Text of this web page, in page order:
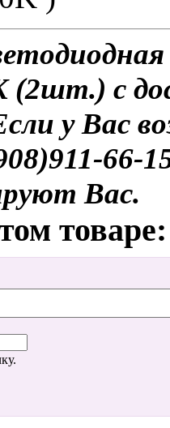
(2шт.) с
у Вас
Вас.
товаре: